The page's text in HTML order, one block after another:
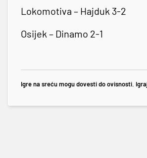
Lokomotiva – Hajduk 3-2
Osijek – Dinamo 2-1
Igre na sreću mogu dovesti do ovisnosti.